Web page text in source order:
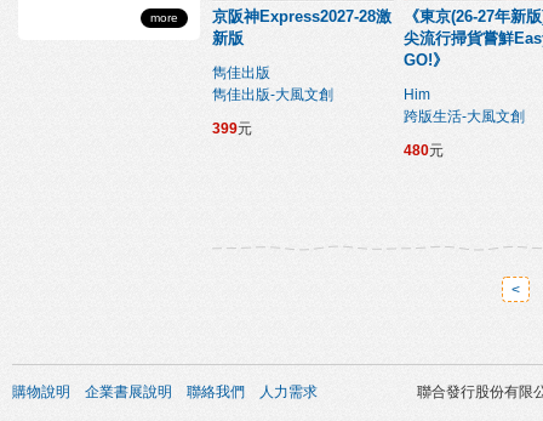
more
京阪神Express2027-28激
新版
雋佳出版
雋佳出版-大風文創
399元
《東京(26-27年新
尖流行掃貨嘗鮮
GO!》
Him
跨版生活-大風文創
480元
<
購物說明 企業書展說明 聯絡我們 人力需求 聯合發行股份有限